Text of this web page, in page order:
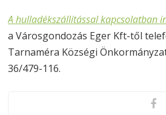
A hulladékszállítással kapcsolatban
a Városgondozás Eger Kft-től
Tarnaméra Községi
36/479-116.